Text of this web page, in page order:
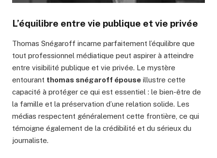
L’équilibre entre vie publique et vie privée
Thomas Snégaroff incarne parfaitement l’équilibre que
tout professionnel médiatique peut aspirer à atteindre
entre visibilité publique et vie privée. Le mystère
entourant thomas snégaroff épouse illustre cette
capacité à protéger ce qui est essentiel : le bien-être de
la famille et la préservation d’une relation solide. Les
médias respectent généralement cette frontière, ce qui
témoigne également de la crédibilité et du sérieux du
journaliste.